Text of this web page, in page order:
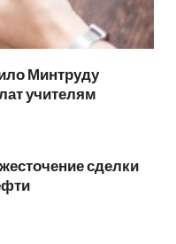
Минтруду
учителям
сделки